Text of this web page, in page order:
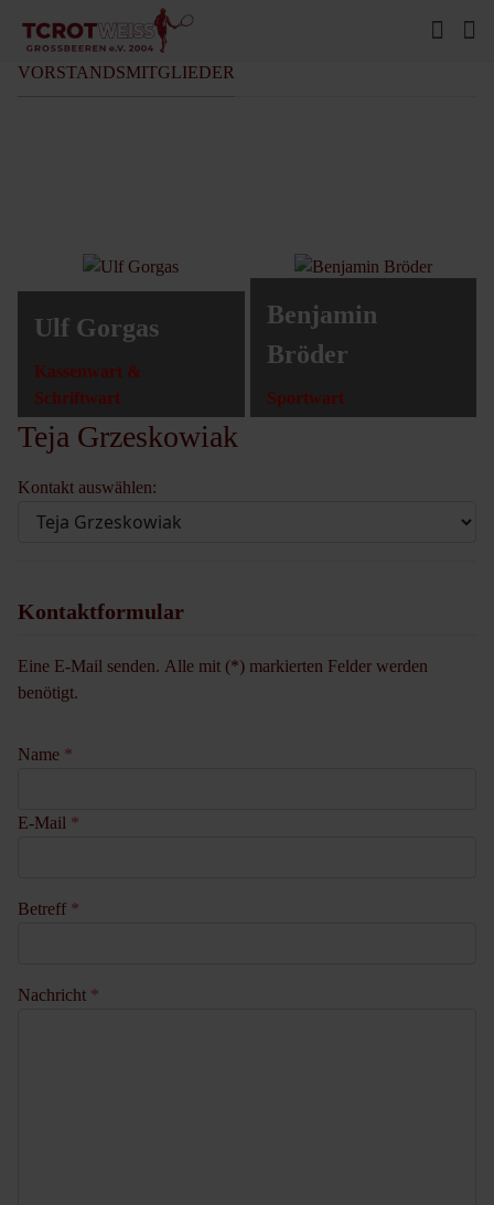
VORSTANDSMITGLIEDER
Ulf Gorgas
Kassenwart &
Schriftwart
Benjamin
Bröder
Sportwart
Teja Grzeskowiak
Kontakt auswählen:
Kontaktformular
Eine E-Mail senden. Alle mit (*) markierten Felder werden
benötigt.
Name *
E-Mail *
Betreff *
Nachricht *